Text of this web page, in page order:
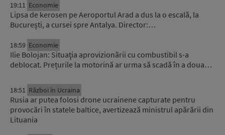
19:11 Economie
Lipsa de kerosen pe Aeroportul Arad a dus la o escală, la
București, a cursei spre Antalya. Director:…
18:59 Economie
Ilie Bolojan: Situaţia aprovizionării cu combustibil s-a
deblocat. Prețurile la motorină ar urma să scadă în a doua…
18:51 Război în Ucraina
Rusia ar putea folosi drone ucrainene capturate pentru
provocări în statele baltice, avertizează ministrul apărării din
Lituania